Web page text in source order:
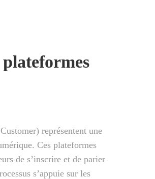
représentent une
Ces plateformes
de s’inscrire et de parier
s’appuie sur les